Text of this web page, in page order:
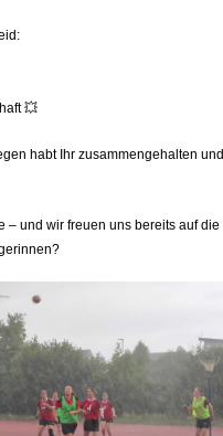
💥
habt Ihr zusammengehalten und
– und wir freuen uns bereits auf die